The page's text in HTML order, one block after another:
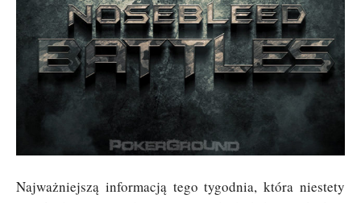
Najważniejszą informacją tego tygodnia, która niestety